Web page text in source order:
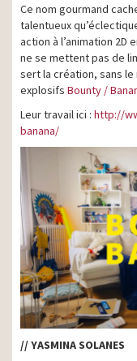
Ce nom gourmand
talentueux
action à l’animation 2D
ne se mettent pas de
sert la création, sans
explosifs Bounty /
Leur travail ici : http://
banana/
// YASMINA SOLANES